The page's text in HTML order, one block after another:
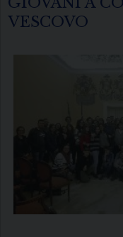
VESCOVO